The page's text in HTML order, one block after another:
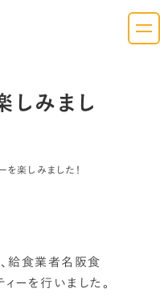
しみまし
を楽しみました！
給食業者名阪食
ーを行いました。